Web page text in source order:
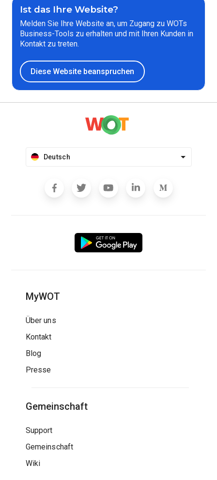
Ist das Ihre Website?
Melden Sie Ihre Website an, um Zugang zu WOTs
Business-Tools zu erhalten und mit Ihren Kunden in
Kontakt zu treten.
Diese Website beanspruchen
Deutsch
MyWOT
Über uns
Kontakt
Blog
Presse
Gemeinschaft
Support
Gemeinschaft
Wiki